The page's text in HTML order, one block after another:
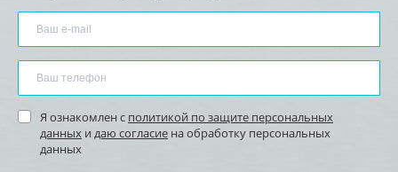
Я ознакомлен с политикой по защите персональных
данных и даю согласие на обработку персональных
данных